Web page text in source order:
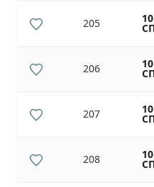
205
206
207
208